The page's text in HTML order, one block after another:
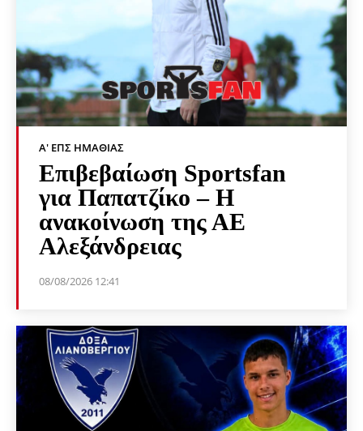
Α' ΕΠΣ ΗΜΑΘΊΑΣ
Επιβεβαίωση Sportsfan
για Παπατζίκο – Η
ανακοίνωση της ΑΕ
Αλεξάνδρειας
08/08/2026 12:41